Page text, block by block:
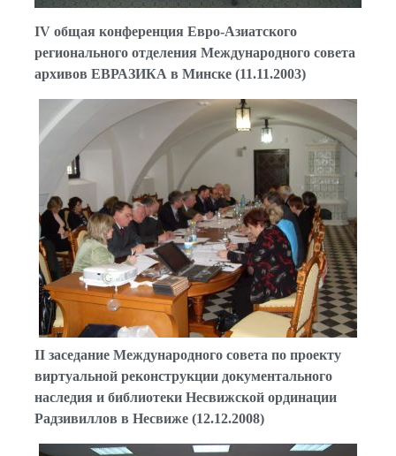
ІV общая конференция Евро-Азиатского
регионального отделения Международного совета
архивов ЕВРАЗИКА в Минске (11.11.2003)
II заседание Международного совета по проекту
виртуальной реконструкции документального
наследия и библиотеки Несвижской ординации
Радзивиллов в Несвиже (12.12.2008)